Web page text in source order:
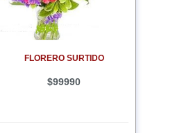
FLORERO SURTIDO
$99990